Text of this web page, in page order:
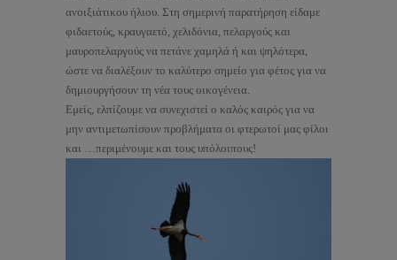
ανοιξιάτικου ήλιου. Στη σημερινή παρατήρηση είδαμε
φιδαετούς, κραυγαετό, χελιδόνια, πελαργούς και
μαυροπελαργούς να πετάνε χαμηλά ή και ψηλότερα,
ώστε να διαλέξουν το καλύτερο σημείο για φέτος για να
δημιουργήσουν τη νέα τους οικογένεια.
Εμείς, ελπίζουμε να συνεχιστεί ο καλός καιρός για να
μην αντιμετωπίσουν προβλήματα οι φτερωτοί μας φίλοι
και …περιμένουμε και τους υπόλοιπους!